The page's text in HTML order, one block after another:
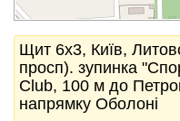
Щит 6x3, Київ,
просп). зупинка
Club, 100 м до
напрямку Оболоні